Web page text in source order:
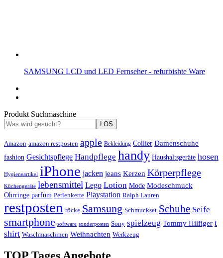
SAMSUNG LCD und LED Fernseher - refurbishte Ware
Produkt Suchmaschine
LOS
Amazon amazon restposten apple Bekleidung Collier Damenschuhe
fashion Gesichtspflege Handpflege handy Haushaltsgeräte hosen
Hygieneartikel iPhone jacken jeans Kerzen Körperpflege
Küchengeräte lebensmittel Lego Lotion Mode Modeschmuck
Ohrringe parfüm Perlenkette Playstation Ralph Lauren
restposten röcke Samsung Schmuckset Schuhe Seife
smartphone software sonderposten Sony spielzeug Tommy Hilfiger t
shirt Waschmaschinen Weihnachten Werkzeug
TOP Tages Angebote